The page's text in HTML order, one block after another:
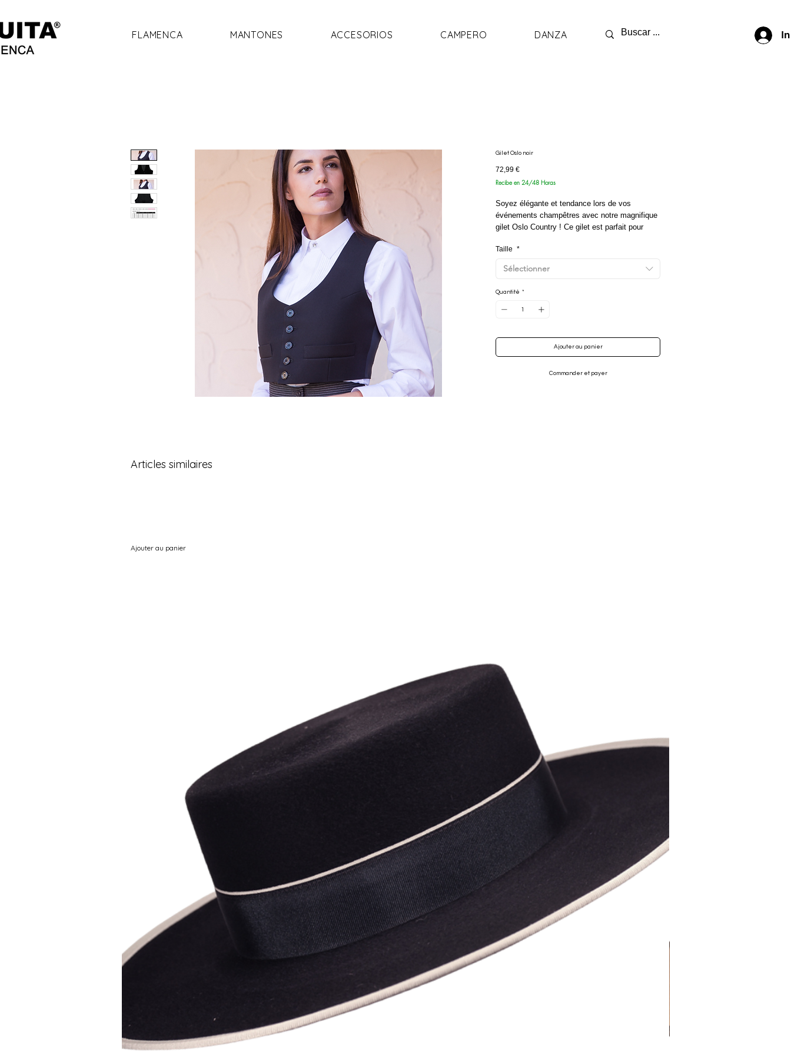
FLAMENCA MANTONES ACCESORIOS CAMPERO DANZA
Gilet Oslo noir
72,99 €Prix
Recibe en 24/48 Horas
Soyez élégante et tendance lors de vos
événements champêtres avec notre magnifique
gilet Oslo Country ! Ce gilet est parfait pour
randonnées à cheval lors de pèlerinages, de
foires ou de concours hippiques. Fabriqué en
polyester et lycra, il est confortable et résistant
design classique et ses détails élégants, ce
gilet est un incontournable pour les amateurs de
*La tonalité de l'image peut varier*
Taille *
Sélectionner
Quantité *
Ajouter au panier
Commander et payer
Articles similaires
Ajouter au panier